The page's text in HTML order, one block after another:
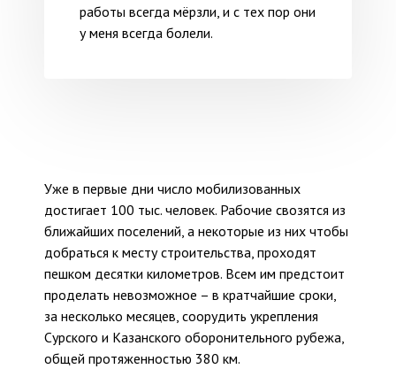
работы всегда мёрзли, и с тех пор они
у меня всегда болели.
Уже в первые дни число мобилизованных
достигает 100 тыс. человек. Рабочие свозятся из
ближайших поселений, а некоторые из них чтобы
добраться к месту строительства, проходят
пешком десятки километров. Всем им предстоит
проделать невозможное – в кратчайшие сроки,
за несколько месяцев, соорудить укрепления
Сурского и Казанского оборонительного рубежа,
общей протяженностью 380 км.